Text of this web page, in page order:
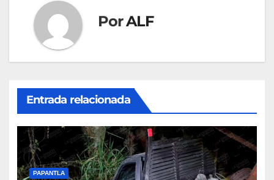
PorALF
Entrada relacionada
PAPANTLA